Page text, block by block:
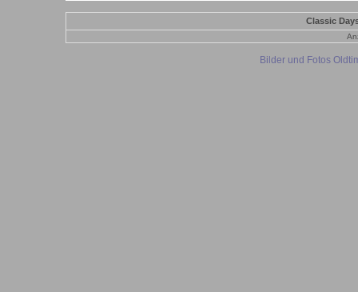
Classic
Bilder und Fotos